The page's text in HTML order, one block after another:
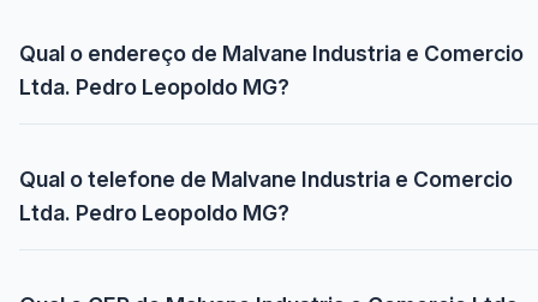
Qual o endereço de Malvane Industria e Comercio
Ltda. Pedro Leopoldo MG?
Qual o telefone de Malvane Industria e Comercio
Ltda. Pedro Leopoldo MG?